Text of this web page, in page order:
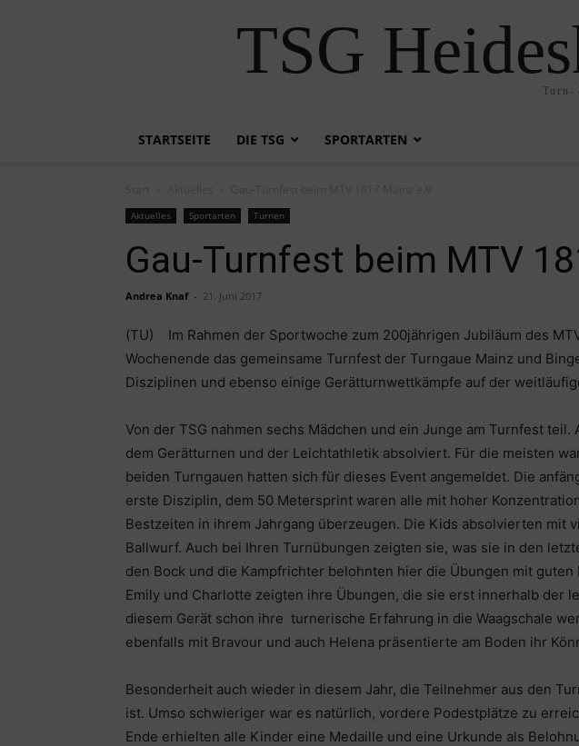
TSG
Turn-
STARTSEITE DIE TSG SPORTARTEN
Aktuelles Sportarten Turnen
Gau-Turnfest beim MTV
Andrea Knaf - 21. Juni 2017
(TU) Im Rahmen der Sportwoche zum 200jährigen Jubiläum des
Wochenende das gemeinsame Turnfest der Turngaue Mainz und
Disziplinen und ebenso einige Gerätturnwettkämpfe auf der
Von der TSG nahmen sechs Mädchen und ein Junge am Turnfest
dem Gerätturnen und der Leichtathletik absolviert. Für die meisten
beiden Turngauen hatten sich für dieses Event angemeldet. Die
erste Disziplin, dem 50 Metersprint waren alle mit hoher
Bestzeiten in ihrem Jahrgang überzeugen. Die Kids absolvierten
Ballwurf. Auch bei Ihren Turnübungen zeigten sie, was sie in den
den Bock und die Kampfrichter belohnten hier die Übungen mit
Emily und Charlotte zeigten ihre Übungen, die sie erst innerhalb der
diesem Gerät schon ihre turnerische Erfahrung in die Waagschale
ebenfalls mit Bravour und auch Helena präsentierte am Boden ihr
Besonderheit auch wieder in diesem Jahr, die Teilnehmer aus den
ist. Umso schwieriger war es natürlich, vordere Podestplätze zu
Ende erhielten alle Kinder eine Medaille und eine Urkunde als